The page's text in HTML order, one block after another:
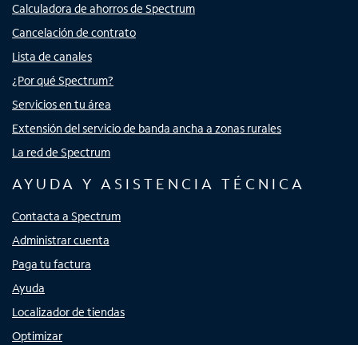
Calculadora de ahorros de Spectrum
Cancelación de contrato
Lista de canales
¿Por qué Spectrum?
Servicios en tu área
Extensión del servicio de banda ancha a zonas rurales
La red de Spectrum
AYUDA Y ASISTENCIA TÉCNICA
Contacta a Spectrum
Administrar cuenta
Paga tu factura
Ayuda
Localizador de tiendas
Optimizar